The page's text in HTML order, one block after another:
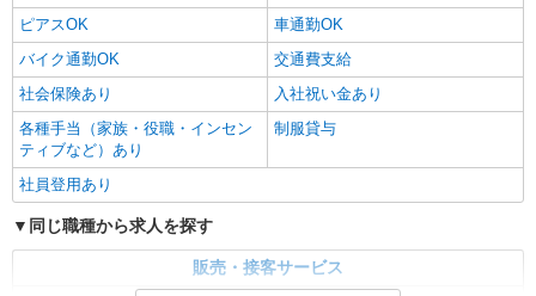
ピアスOK
車通勤OK
バイク通勤OK
交通費支給
社会保険あり
入社祝い金あり
各種手当（家族・役職・インセン
ティブなど）あり
制服貸与
社員登用あり
同じ職種から求人を探す
販売・接客サービス